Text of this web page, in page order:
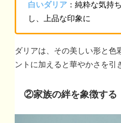
白いダリア ：純粋な気持
し、上品な印象に
ダリアは、その美しい形と色
ントに加えると華やかさを引
②家族の絆を象徴する